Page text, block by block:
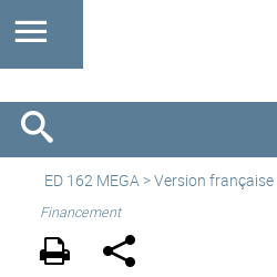
ED 162 MEGA >Version française
Financement